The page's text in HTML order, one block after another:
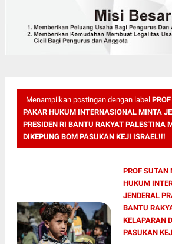
Menampilkan postingan dengan label
PAKAR HUKUM INTERNASIONAL MINTA
PRESIDEN RI BANTU RAKYAT PALESTINA
DIKEPUNG BOM PASUKAN KEJI ISRAEL!!!
PROF SUTAN
HUKUM
JENDERAL
BANTU
KELAPARAN
PASUKAN